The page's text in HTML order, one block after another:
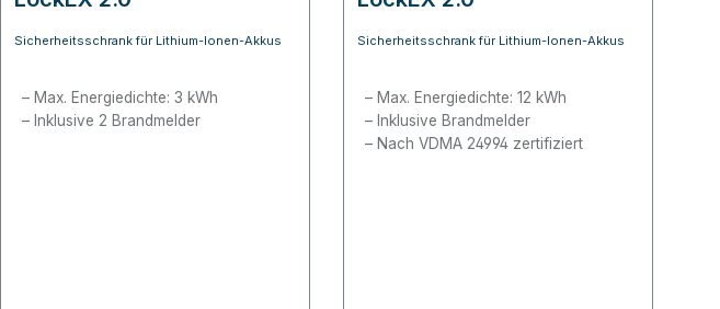
Sicherheitsschrank für Lithium-Ionen-Akkus
Max. Energiedichte: 3 kWh
Inklusive 2 Brandmelder
Sicherheitsschrank für Lithium-Ionen-Akkus
Max. Energiedichte: 12 kWh
Inklusive Brandmelder
Nach VDMA 24994 zertifiziert